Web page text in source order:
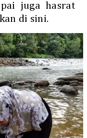
juga hasrat
di sini.